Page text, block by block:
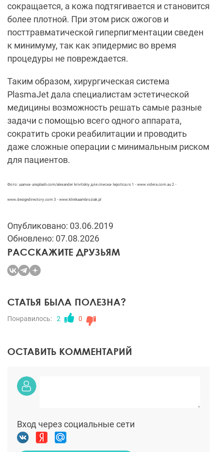
сокращается, а кожа подтягивается и становится
более плотной. При этом риск ожогов и
посттравматической гиперпигментации сведен
к минимуму, так как эпидермис во время
процедуры не повреждается.
Таким образом, хирургическая система
PlasmaJet дала специалистам эстетической
медицины возможность решать самые разные
задачи с помощью всего одного аппарата,
сократить сроки реабилитации и проводить
даже сложные операции с минимальным риском
для пациентов.
Фото: шапка- unsplash.com/alexander krivitskiy для списка- lepotica.rs 1 - www.videra.com.au 2 -
www.designdirectory.com 3 - www.klinikaambroziak.pl
Опубликовано: 03.06.2019
Обновлено: 07.08.2026
РАССКАЖИТЕ ДРУЗЬЯМ
СТАТЬЯ БЫЛА ПОЛЕЗНА?
Понравилось: 2 0
ОСТАВИТЬ КОММЕНТАРИЙ
Вход через социальные сети